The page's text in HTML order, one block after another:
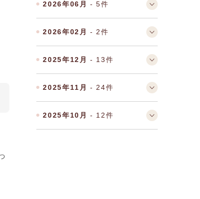
2026年06月 - 5件
2026年02月 - 2件
2025年12月 - 13件
2025年11月 - 24件
2025年10月 - 12件